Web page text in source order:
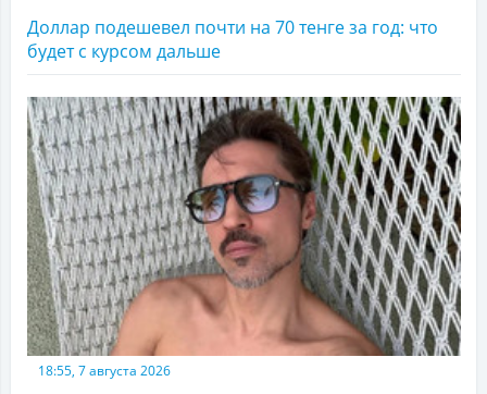
Доллар подешевел почти на 70 тенге за год: что
будет с курсом дальше
18:55, 7 августа 2026